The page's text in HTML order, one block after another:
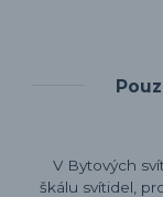
V Bytových
škálu svítidel,